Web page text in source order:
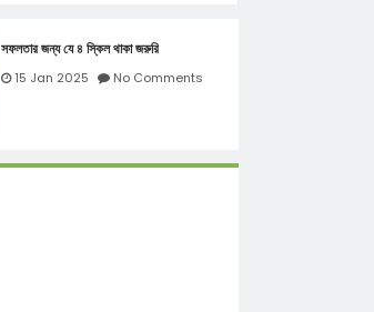
সফলতার জন্য যে ৪ স্কিল থাকা জরুরি
15 Jan 2025 No Comments